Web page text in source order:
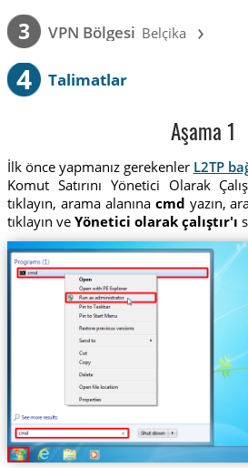
3 VPN Bölgesi Belçika ›
4 Talimatlar
Aşama 1
İlk önce yapmanız gerekenler L2TP
Komut Satırını Yönetici Olarak
tıklayın, arama alanına cmd yazın,
tıklayın ve Yönetici olarak çalıştır'ı